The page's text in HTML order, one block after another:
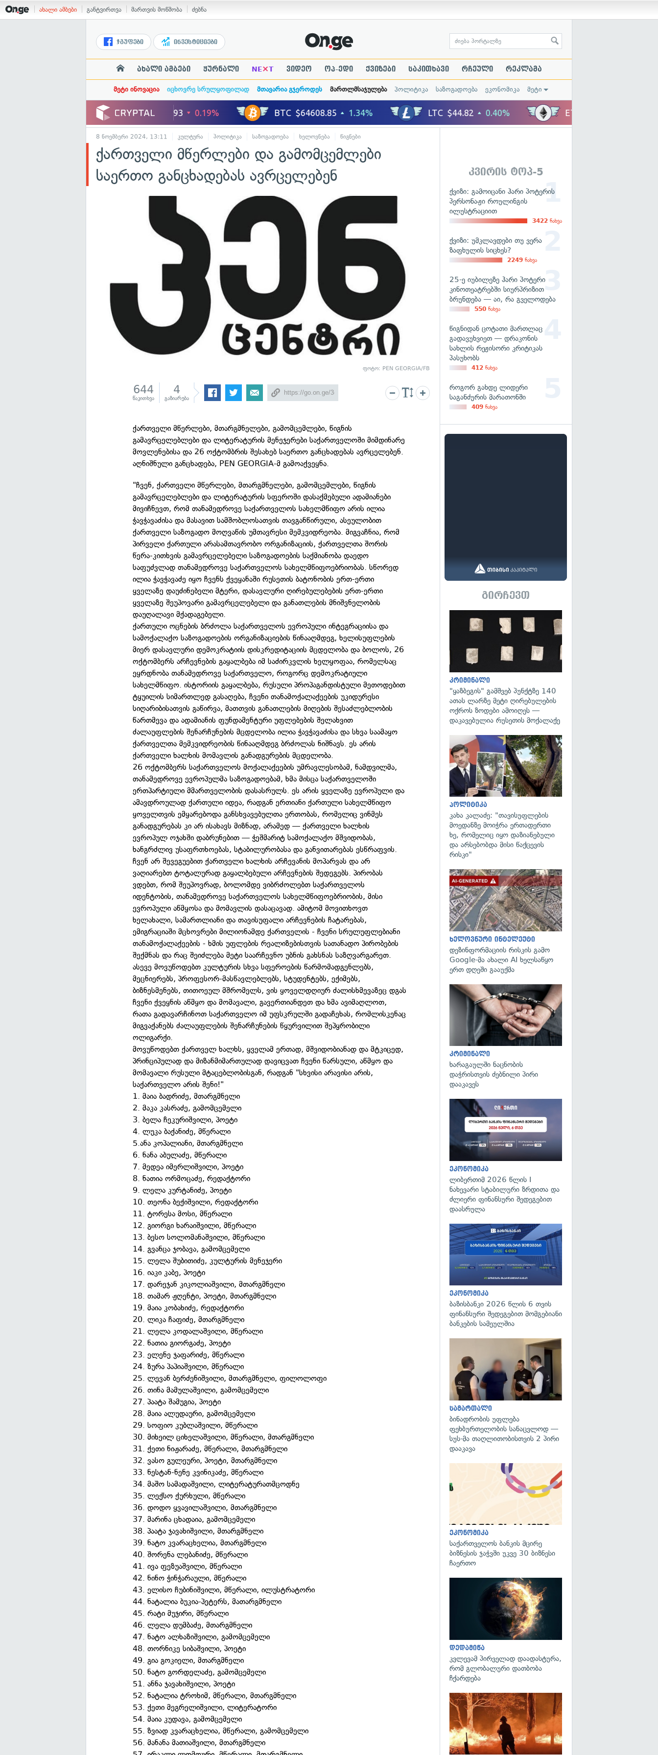
ახალი ამბები განტვირთვა მართვის მოწმობა ძებნა
ჯგუფები ინვესტიციები
ახალი ამბები ჟურნალი NE×T ვიდეო ოპ-ედი ქვიზები საკითხავი რჩეული რეკლამა
მეტი ინოვაცია იცხოვრე სრულყოფილად მთავარია გჯეროდეს მართლმსაჯულება პოლიტიკა საზოგადოება ეკონომიკა მეტი
8 ნოემბერი 2024, 13:11 კულტურა პოლიტიკა საზოგადოება ხელოვნება წიგნები
ქართველი მწერლები და გამომცემლები
საერთო განცხადებას ავრცელებენ
ფოტო: PEN GEORGIA/FB
644
წაკითხვა
4
გაზიარება
ქართველი მწერლები, მთარგმნელები, გამომცემლები, წიგნის
გამავრცელებლები და ლიტერატურის მენეჯერები საქართველოში მიმდინარე
მოვლენებისა და 26 ოქტომბრის შესახებ საერთო განცხადებას ავრცელებენ.
აღნიშნული განცხადება, PEN GEORGIA-მ გამოაქვეყნა.
"ჩვენ, ქართველი მწერლები, მთარგმნელები, გამომცემლები, წიგნის
გამავრცელებლები და ლიტერატურის სფეროში დასაქმებული ადამიანები
მივიჩნევთ, რომ თანამედროვე საქართველოს სახელმწიფო არის ილია
ჭავჭავაძისა და მასავით სამშობლოსათვის თავგანწირული, ასეულობით
ქართველი საზოგადო მოღვაწის უმთავრესი მემკვიდრეობა. მიგვაჩნია, რომ
პირველი ქართული არასამთავრობო ორგანიზაციის, ქართველთა შორის
წერა-კითხვის გამავრცელებელი საზოგადოების საქმიანობა დაედო
საფუძვლად თანამედროვე საქართველოს სახელმწიფოებრიობას. სწორედ
ილია ჭავჭავაძე იყო ჩვენს ქვეყანაში რუსეთის ბატონობის ერთ-ერთი
ყველაზე დაუძინებელი მტერი, დასავლური ღირებულებების ერთ-ერთი
ყველაზე შეუპოვარი გამავრცელებელი და განათლების მნიშვნელობის
დაუღალავი მქადაგებელი.
ქართული ოცნების ბრძოლა საქართველოს ევროპული ინტეგრაციისა და
სამოქალაქო საზოგადოების ორგანიზაციების წინააღმდეგ, ხელისუფლების
მიერ დასავლური დემოკრატიის დისკრედიტაციის მცდელობა და ბოლოს, 26
ოქტომბერს არჩევნების გაყალბება იმ საძირკვლის ხელყოფაა, რომელსაც
ეყრდნობა თანამედროვე საქართველო, როგორც დემოკრატიული
სახელმწიფო. ისტორიის გაყალბება, რუსული პროპაგანდისტული მეთოდებით
ტყუილის სიმართლედ გასაღება, ჩვენი თანამოქალაქეების უკიდურესი
სიღარიბისათვის გაწირვა, მათთვის განათლების მიღების შესაძლებლობის
წართმევა და ადამიანის ფუნდამენტური უფლებების შელახვით
ძალაუფლების შენარჩუნების მცდელობა ილია ჭავჭავაძისა და სხვა საამაყო
ქართველთა მემკვიდრეობის წინააღმდეგ ბრძოლას ნიშნავს. ეს არის
ქართველი ხალხის მომავლის განადგურების მცდელობა.
26 ოქტომბერს საქართველოს მოქალაქეების უმრავლესობამ, ნამდვილმა,
თანამედროვე ევროპულმა საზოგადოებამ, ხმა მისცა საქართველოში
ერთპარტიული მმართველობის დასასრულს. ეს არის ყველაზე ევროპული და
ამავდროულად ქართული იდეა, რადგან ერთიანი ქართული სახელმწიფო
ყოველთვის ემყარებოდა განსხვავებულთა ერთობას, რომელიც ვინმეს
განადგურებას კი არ ისახავს მიზნად, არამედ — ქართველი ხალხის
ევროპულ ოჯახში დაბრუნებით — ჭეშმარიტ სამოქალაქო მშვიდობას,
ხანგრძლივ უსაფრთხოებას, სტაბილურობასა და განვითარებას ესწრაფვის.
ჩვენ არ შევეგუებით ქართველი ხალხის არჩევანის მოპარვას და არ
ვაღიარებთ ტოტალურად გაყალბებული არჩევნების შედეგებს. პირობას
ვდებთ, რომ შეუპოვრად, ბოლომდე ვიბრძოლებთ საქართველოს
იდენტობის, თანამედროვე საქართველოს სახელმწიფოებრიობის, მისი
ევროპული აწმყოსა და მომავლის დასაცავად. ამიტომ მოვითხოვთ
ხელახალი, სამართლიანი და თავისუფალი არჩევნების ჩატარებას,
ემიგრაციაში მცხოვრები მილიონამდე ქართველის - ჩვენი სრულუფლებიანი
თანამოქალაქეების - ხმის უფლების რეალიზებისთვის სათანადო პირობების
შექმნას და რაც შეიძლება მეტი საარჩევნო უბნის გახსნას საზღვარგარეთ.
ასევე მოვუწოდებთ კულტურის სხვა სფეროების წარმომადგენლებს,
მეცნიერებს, პროფესორ-მასწავლებლებს, სტუდენტებს, ექიმებს,
ბიზნესმენებს, თითოეულ მშრომელს, ვის ყოველდღიურ ძალისხმევაზეც დგას
ჩვენი ქვეყნის აწმყო და მომავალი, გავერთიანდეთ და ხმა ავიმაღლოთ,
რათა გადავარჩინოთ საქართველო იმ უფსკრულში გადაჩეხას, რომლისკენაც
მიგვაქანებს ძალაუფლების შენარჩუნების წყურვილით შეპყრობილი
ოლიგარქი.
მოვუწოდებთ ქართველ ხალხს, ყველამ ერთად, მშვიდობიანად და მტკიცედ,
პრინციპულად და მიზანმიმართულად დავიცვათ ჩვენი წარსული, აწმყო და
მომავალი რუსული მტაცებლობისგან, რადგან "სხვისი არავისი არის,
საქართველო არის შენი!"
1. მაია ბადრიძე, მთარგმნელი
2. მაკა კასრაძე, გამომცემელი
3. ბელა ჩეკურიშვილი, პოეტი
4. ლუკა ბაქანიძე, მწერალი
5.ანა კოპალიანი, მთარგმნელი
6. ნანა აბულაძე, მწერალი
7. მედეა იმერლიშვილი, პოეტი
8. ნათია ორმოცაძე, რედაქტორი
9. ლელა კურტანიძე, პოეტი
10. თეონა ბექიშვილი, რედაქტორი
11. ტორესა მოსი, მწერალი
12. გიორგი ხარაიშვილი, მწერალი
13. ბესო სოლომანაშვილი, მწერალი
14. გვანცა ჯობავა, გამომცემელი
15. ლელა შუბითიძე, კულტურის მენეჯერი
16. იაკი კაბე, პოეტი
17. დარეჯან კიკოლიაშვილი, მთარგმნელი
18. თამარ ჟღენტი, პოეტი, მთარგმნელი
19. მაია კობახიძე, რედაქტორი
20. ლიკა ჩაფიძე, მთარგმნელი
21. ლელა კოდალაშვილი, მწერალი
22. ნათია გიორგაძე, პოეტი
23. ელენე ჯაფარიძე, მწერალი
24. ზურა პაპიაშვილი, მწერალი
25. ლევან ბერძენიშვილი, მთარგმნელი, ფილოლოფი
26. თინა მამულაშვილი, გამომცემელი
27. პაატა შამუგია, პოეტი
28. მაია ალუდაური, გამომცემელი
29. სოფიო კუბლაშვილი, მწერალი
30. მიხეილ ციხელაშვილი, მწერალი, მთარგმნელი
31. ქეთი ნიჟარაძე, მწერალი, მთარგმნელი
32. ვასო გულეური, პოეტი, მთარგმნელი
33. ნესტან-ნენე კვინიკაძე, მწერალი
34. მაშო სამადაშვილი, ლიტერატურათმცოდნე
35. ლექსო ქურხული, მწერალი
36. დოდო ყვავილაშვილი, მთარგმნელი
37. მარინა ცხადაია, გამომცემელი
38. პაატა ჯავახიშვილი, მთარგმნელი
39. ნატო კვარაცხელია, მთარგმნელი
40. შორენა ლებანიძე, მწერალი
41. ივა ფეზუაშვილი, მწერალი
42. ნინო ჭინჭარაული, მწერალი
43. ელისო ჩუბინიშვილი, მწერალი, ილუსტრატორი
44. ნატალია ბუკია-პეტერს, მათარგმნელი
45. რატი მუჯირი, მწერალი
46. ლელა დუმბაძე, მთარგმნელი
47. ნატო ალხაზიშვილი, გამომცემელი
48. თორნიკე სიბაშვილი, პოეტი
49. გია გოკიელი, მთარგმნელი
50. ნატო გორდელაძე, გამომცემელი
51. ანნა ჯავახიშვილი, პოეტი
52. ნატალია ტროხიმ, მწერალი, მთარგმნელი
53. ქეთი მეგრელიშვილი, ლიტერატორი
54. მაია კუდავა, გამომცემელი
55. ზვიად კვარაცხელია, მწერალი, გამომცემელი
56. მანანა მათიაშვილი, მთარგმნელი
კვირის ტოპ-5
ქვიზი: გამოიცანი ჰარი პოტერის
პერსონაჟი როულინგის
ილუსტრაციით
3422 ნახვა
ქვიზი: უმკლავდები თუ ვერა
ზაფხულის სიცხეს?
2249 ნახვა
25-ე იუბილეზე ჰარი პოტერი
კინოთეატრებში სიურპრიზით
ბრუნდება — აი, რა გველოდება
550 ნახვა
წიგნიდან ცოტათი მართლაც
გადავუხვიეთ — დრაკონის
სახლის რეჟისორი კრიტიკას
პასუხობს
412 ნახვა
როგორ გახდე ლიდერი
საგანძურის მარათონში
409 ნახვა
გირჩევთ
კრიმინალი
"ყაზბეგის" გამშვებ პუნქტზე 140
ათას ლარზე მეტი ღირებულების
ოქროს ზოდები ამოიღეს —
დაკავებულია რუსეთის მოქალაქე
პოლიტიკა
კახა კალაძე: "თავისუფლების
მოედანზე მოიჭრა ერთადერთი
ხე, რომელიც იყო დაზიანებული
და არსებობდა მისი წაქცევის
რისკი"
ხელოვნური ინტელექტი
დეზინფორმაციის რისკის გამო
Google-მა ახალი AI ხელსაწყო
ერთ დღეში გააუქმა
კრიმინალი
ხარაგაულში ნაცნობის
დაჭრისთვის ძებნილი პირი
დააკავეს
ეკონომიკა
ლიბერთიმ 2026 წლის I
ნახევარი სტაბილური ზრდითა და
ძლიერი ფინანსური შედეგებით
დაასრულა
ეკონომიკა
ბაზისბანკი 2026 წლის 6 თვის
ფინანსური შედეგებით მომგებიანი
ბანკების სამეულშია
სამართალი
ბინადრობის უფლება
ფეხბურთელობის სანაცვლოდ —
სუს-მა თაღლითობისთვის 2 პირი
დააკავა
ეკონომიკა
საქართველოს ბანკის მცირე
ბიზნესის ჯაჭვში უკვე 30 ბიზნესი
ჩაერთო
დედამიწა
კვლევამ პირველად დაადასტურა,
რომ გლობალური დათბობა
ჩქარდება